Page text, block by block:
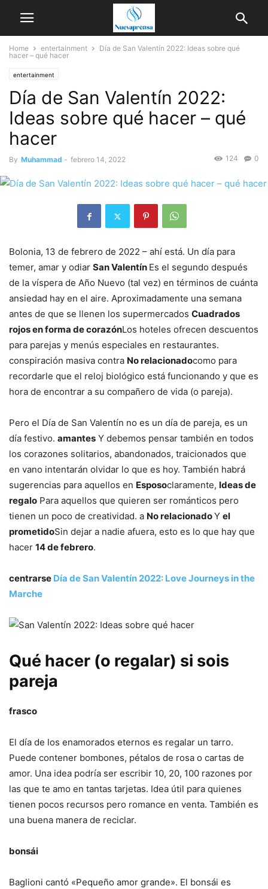
Home entertainment
Día de San Valentín 2022: Ideas sobre qué
hacer – qué hacer
entertainment
Día de San Valentín 2022:
Ideas sobre qué hacer – qué
hacer
By Muhammad - febrero 14, 2022 0
124
Bolonia, 13 de febrero de 2022 – ahí está. Un día para
temer, amar y odiar San Valentín Es el segundo después
de la víspera de Año Nuevo (tal vez) en términos de cuánta
ansiedad hay en el aire. Aproximadamente una semana
antes de que se llenen los supermercados Cuadrados
rojos en forma de corazónLos hoteles ofrecen descuentos
para parejas y menús especiales en restaurantes.
conspiración masiva contra No relacionadocomo para
recordarle que el reloj biológico está funcionando y que es
hora de encontrar a su compañero de vida (o pareja).
Pero el Día de San Valentín no es un día de pareja, es un
día festivo. amantes Y debemos pensar también en todos
los corazones solitarios, abandonados, traicionados que
en vano intentarán olvidar lo que es hoy. También habrá
sugerencias para aquellos en Esposoclaramente, Ideas de
regalo Para aquellos que quieren ser románticos pero
tienen un poco de creatividad. a No relacionadoY el
prometidoSin dejar a nadie afuera, esto es lo que hay que
hacer 14 de febrero.
centrarse Día de San Valentín 2022: Love Journeys in the
Marche
Qué hacer (o regalar) si sois
pareja
frasco
El día de los enamorados eternos es regalar un tarro.
Puede contener bombones, pétalos de rosa o cartas de
amor. Una idea podría ser escribir 10, 20, 100 razones por
las que te amo en tantas tarjetas. Idea útil para quienes
tienen pocos recursos pero romance en venta. También es
una buena manera de reciclar.
bonsái
Baglioni cantó «Pequeño amor grande». El bonsái es